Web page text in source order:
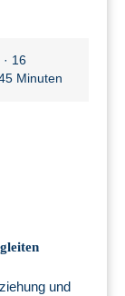
16
Minuten
und